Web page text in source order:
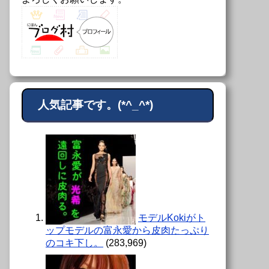
人気記事です。(*^_^*)
モデルKokiがト
ップモデルの富永愛から皮肉たっぷり
のコキ下し。
(283,969)